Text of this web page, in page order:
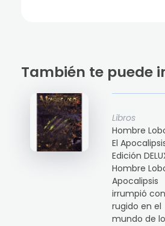
También te puede
Libros
Hombre
El
Edición
Hombre
Apocalipsis
irrumpió
rugido en el
mundo de